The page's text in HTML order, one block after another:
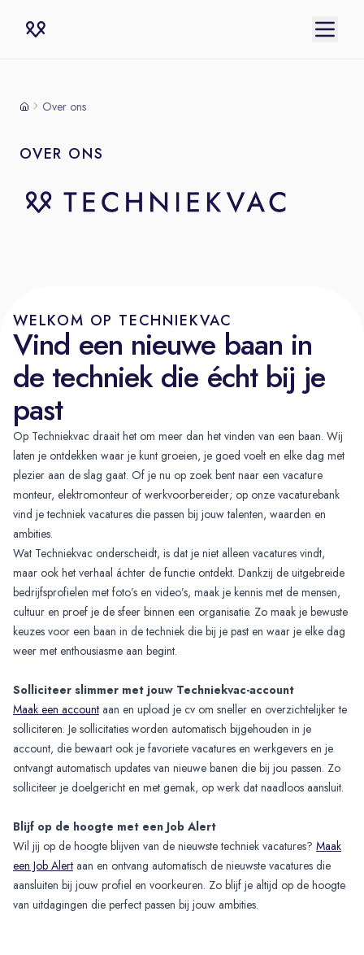
Over ons
OVER ONS
WELKOM OP TECHNIEKVAC
Vind een nieuwe baan in
de techniek die écht bij je
past
Op Techniekvac draait het om meer dan het vinden van een baan. Wij
laten je ontdekken waar je kunt groeien, je goed voelt en elke dag met
plezier aan de slag gaat. Of je nu op zoek bent naar een vacature
monteur, elektromonteur of werkvoorbereider; op onze vacaturebank
vind je techniek vacatures die passen bij jouw talenten, waarden en
ambities.
Wat Techniekvac onderscheidt, is dat je niet alleen vacatures vindt,
maar ook het verhaal áchter de functie ontdekt. Dankzij de uitgebreide
bedrijfsprofielen met foto’s en video’s, maak je kennis met de mensen,
cultuur en proef je de sfeer binnen een organisatie. Zo maak je bewuste
keuzes voor een baan in de techniek die bij je past en waar je elke dag
weer met enthousiasme aan begint.
Solliciteer slimmer met jouw Techniekvac-account
Maak een account aan en upload je cv om sneller en overzichtelijker te
solliciteren. Je sollicitaties worden automatisch bijgehouden in je
account, die bewaart ook je favoriete vacatures en werkgevers en je
ontvangt automatisch updates van nieuwe banen die bij jou passen. Zo
solliciteer je doelgericht en met gemak, op werk dat naadloos aansluit.
Blijf op de hoogte met een Job Alert
Wil jij op de hoogte blijven van de nieuwste techniek vacatures? Maak
een Job Alert aan en ontvang automatisch de nieuwste vacatures die
aansluiten bij jouw profiel en voorkeuren. Zo blijf je altijd op de hoogte
van uitdagingen die perfect passen bij jouw ambities.